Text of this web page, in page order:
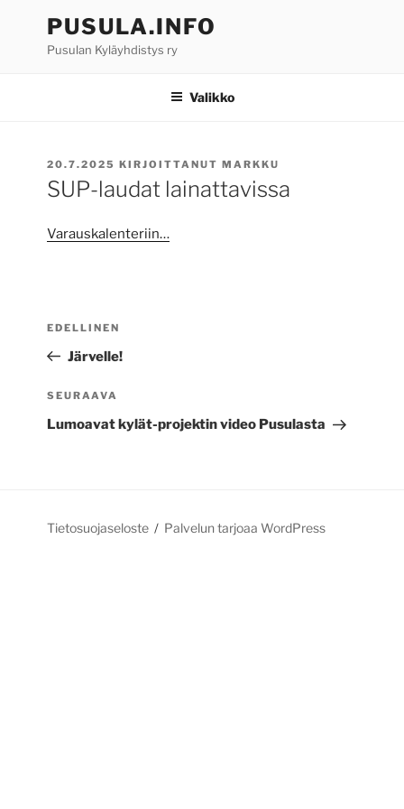
sisältöönPUSULA.INFO
Pusulan Kyläyhdistys ry
Valikko
JULKAISTU
20.7.2025 KIRJOITTANUTMARKKU
SUP-laudat lainattavissa
Varauskalenteriin…
Edellinen
artikkeli
EDELLINEN
Järvelle!
Seuraava
artikkeli
SEURAAVA
Lumoavat kylät-projektin video Pusulasta
Tietosuojaseloste Palvelun tarjoaa WordPress